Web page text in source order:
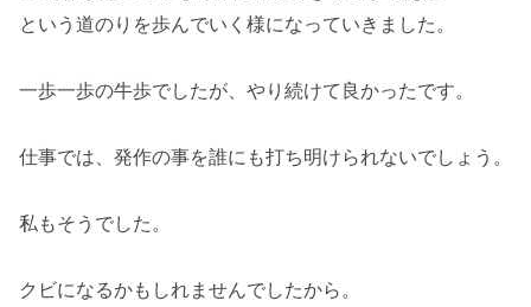
という道のりを歩んでいく様になっていきました。
一歩一歩の牛歩でしたが、やり続けて良かったです。
仕事では、発作の事を誰にも打ち明けられないでしょう。
私もそうでした。
クビになるかもしれませんでしたから。